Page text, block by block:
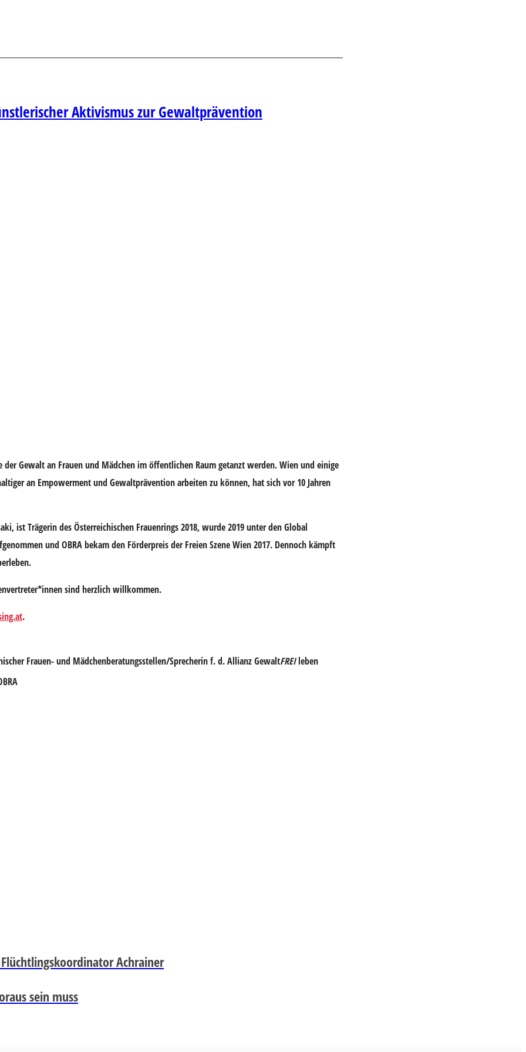
Aktivismus zur Gewaltprävention
Gewalt an Frauen und Mädchen im öffentlichen Raum getanzt werden. Wien und einige
an Empowerment und Gewaltprävention arbeiten zu können, hat sich vor 10 Jahren
ist Trägerin des Österreichischen Frauenrings 2018, wurde 2019 unter den Global
und OBRA bekam den Förderpreis der Freien Szene Wien 2017. Dennoch kämpft
sind herzlich willkommen.
.
Frauen- und Mädchenberatungsstellen/Sprecherin f. d. Allianz GewaltFREIleben
Achrainer
sein muss